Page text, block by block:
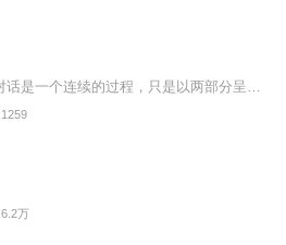
1259
6.2万